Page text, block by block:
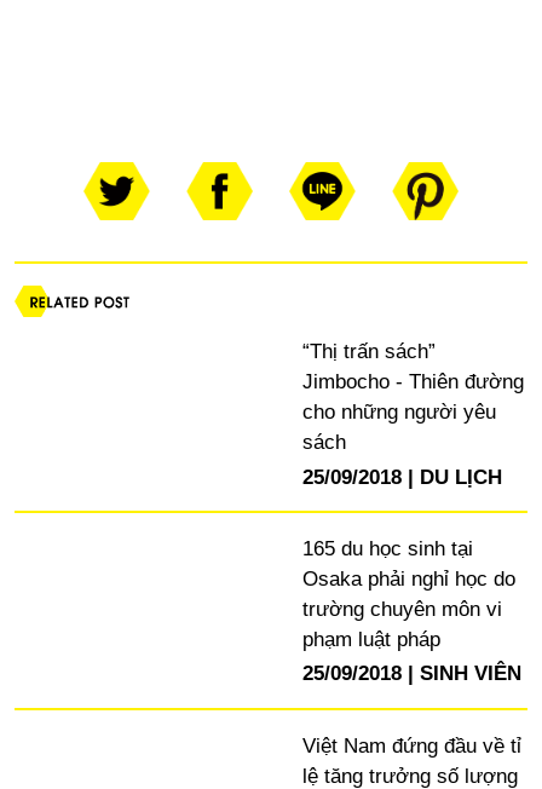
“Thị trấn sách”
Jimbocho - Thiên đường
cho những người yêu
sách
25/09/2018
DU LỊCH
165 du học sinh tại
Osaka phải nghỉ học do
trường chuyên môn vi
phạm luật pháp
25/09/2018
SINH VIÊN
Việt Nam đứng đầu về tỉ
lệ tăng trưởng số lượng